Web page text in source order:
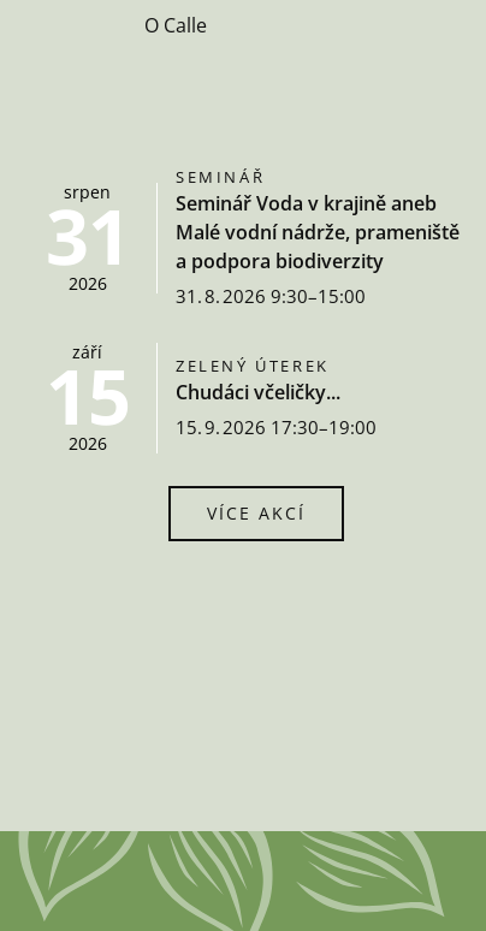
O Calle
srpen
31
2026
SEMINÁŘ
Seminář Voda v krajině aneb
Malé vodní nádrže, prameniště
a podpora biodiverzity
31. 8. 2026 9:30–15:00
září
15
2026
ZELENÝ ÚTEREK
Chudáci včeličky...
15. 9. 2026 17:30–19:00
VÍCE AKCÍ